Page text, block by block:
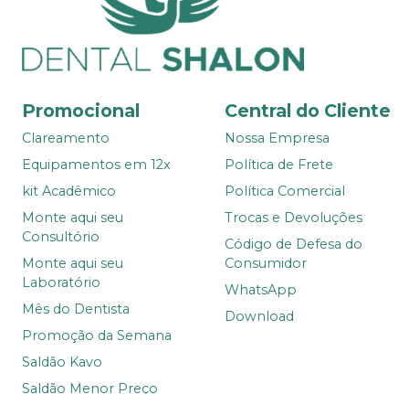
Promocional
Clareamento
Equipamentos em 12x
kit Acadêmico
Monte aqui seu
Consultório
Monte aqui seu
Laboratório
Mês do Dentista
Promoção da Semana
Saldão Kavo
Saldão Menor Preço
Central do Cliente
Nossa Empresa
Política de Frete
Política Comercial
Trocas e Devoluções
Código de Defesa do
Consumidor
WhatsApp
Download